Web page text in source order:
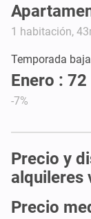
1 habitación,
Temporada baja
Enero : 72
-7%
Precio y
alquileres
Precio